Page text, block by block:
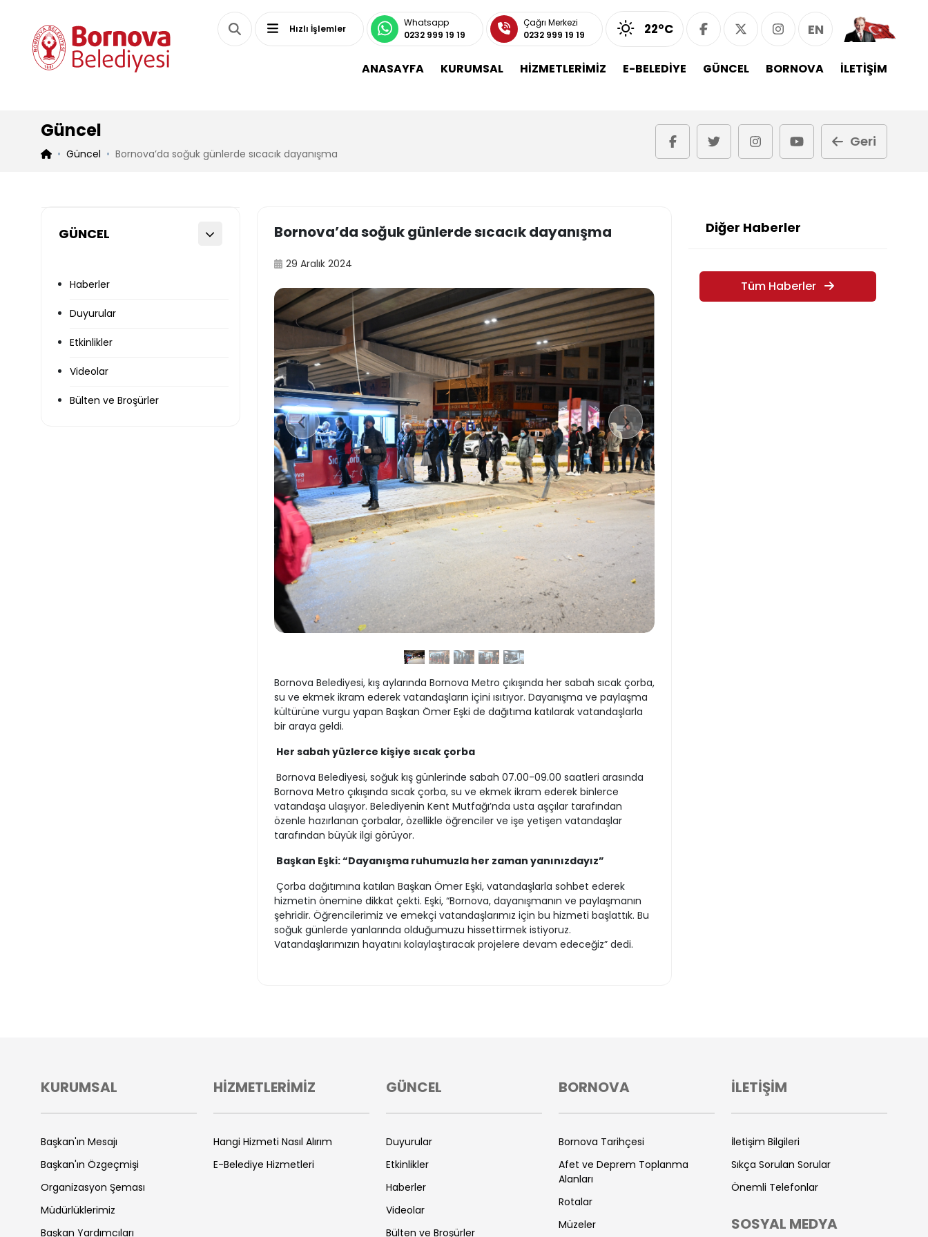
Hızlı İşlemler
Whatsapp
0232 999 19 19
Çağrı Merkezi
0232 999 19 19
22°C EN
ANASAYFA KURUMSAL HİZMETLERİMİZ E-BELEDİYE GÜNCEL BORNOVA İLETİŞİM
Güncel
Güncel Bornova’da soğuk günlerde sıcacık dayanışma
Geri
GÜNCEL
Haberler
Duyurular
Etkinlikler
Videolar
Bülten ve Broşürler
Bornova’da soğuk günlerde sıcacık dayanışma
29 Aralık 2024
Bornova Belediyesi, kış aylarında Bornova Metro çıkışında her sabah sıcak çorba,
su ve ekmek ikram ederek vatandaşların içini ısıtıyor. Dayanışma ve paylaşma
kültürüne vurgu yapan Başkan Ömer Eşki de dağıtıma katılarak vatandaşlarla
bir araya geldi.
Her sabah yüzlerce kişiye sıcak çorba
Bornova Belediyesi, soğuk kış günlerinde sabah 07.00-09.00 saatleri arasında
Bornova Metro çıkışında sıcak çorba, su ve ekmek ikram ederek binlerce
vatandaşa ulaşıyor. Belediyenin Kent Mutfağı’nda usta aşçılar tarafından
özenle hazırlanan çorbalar, özellikle öğrenciler ve işe yetişen vatandaşlar
tarafından büyük ilgi görüyor.
Başkan Eşki: “Dayanışma ruhumuzla her zaman yanınızdayız”
Çorba dağıtımına katılan Başkan Ömer Eşki, vatandaşlarla sohbet ederek
hizmetin önemine dikkat çekti. Eşki, “Bornova, dayanışmanın ve paylaşmanın
şehridir. Öğrencilerimiz ve emekçi vatandaşlarımız için bu hizmeti başlattık. Bu
soğuk günlerde yanlarında olduğumuzu hissettirmek istiyoruz.
Vatandaşlarımızın hayatını kolaylaştıracak projelere devam edeceğiz” dedi.
Diğer Haberler
Tüm Haberler
KURUMSAL
Başkan'ın Mesajı
Başkan'ın Özgeçmişi
Organizasyon Şeması
Müdürlüklerimiz
Başkan Yardımcıları
HİZMETLERİMİZ
Hangi Hizmeti Nasıl Alırım
E-Belediye Hizmetleri
GÜNCEL
Duyurular
Etkinlikler
Haberler
Videolar
Bülten ve Broşürler
BORNOVA
Bornova Tarihçesi
Afet ve Deprem Toplanma
Alanları
Rotalar
Müzeler
İLETİŞİM
İletişim Bilgileri
Sıkça Sorulan Sorular
Önemli Telefonlar
SOSYAL MEDYA